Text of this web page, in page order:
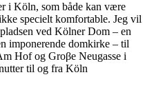
i Köln, som både kan være
specielt komfortable. Jeg vil
ved Kölner Dom – en
imponerende domkirke – til
Hof og Groβe Neugasse i
til og fra Köln